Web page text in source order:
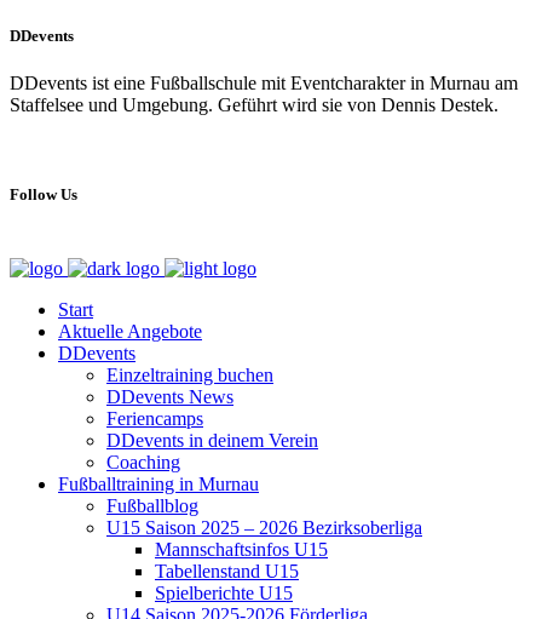
DDevents
DDevents ist eine Fußballschule mit Eventcharakter in Murnau am
Staffelsee und Umgebung. Geführt wird sie von Dennis Destek.
Follow Us
Start
Aktuelle Angebote
DDevents
Einzeltraining buchen
DDevents News
Feriencamps
DDevents in deinem Verein
Coaching
Fußballtraining in Murnau
Fußballblog
U15 Saison 2025 – 2026 Bezirksoberliga
Mannschaftsinfos U15
Tabellenstand U15
Spielberichte U15
U14 Saison 2025-2026 Förderliga